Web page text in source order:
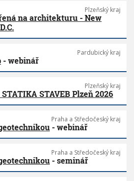
Plzeňský kraj
na architekturu - New
Pardubický kraj
- webinář
Plzeňský kraj
STAVEB Plzeň 2026
Praha a Středočeský kraj
- webinář
Praha a Středočeský kraj
- seminář